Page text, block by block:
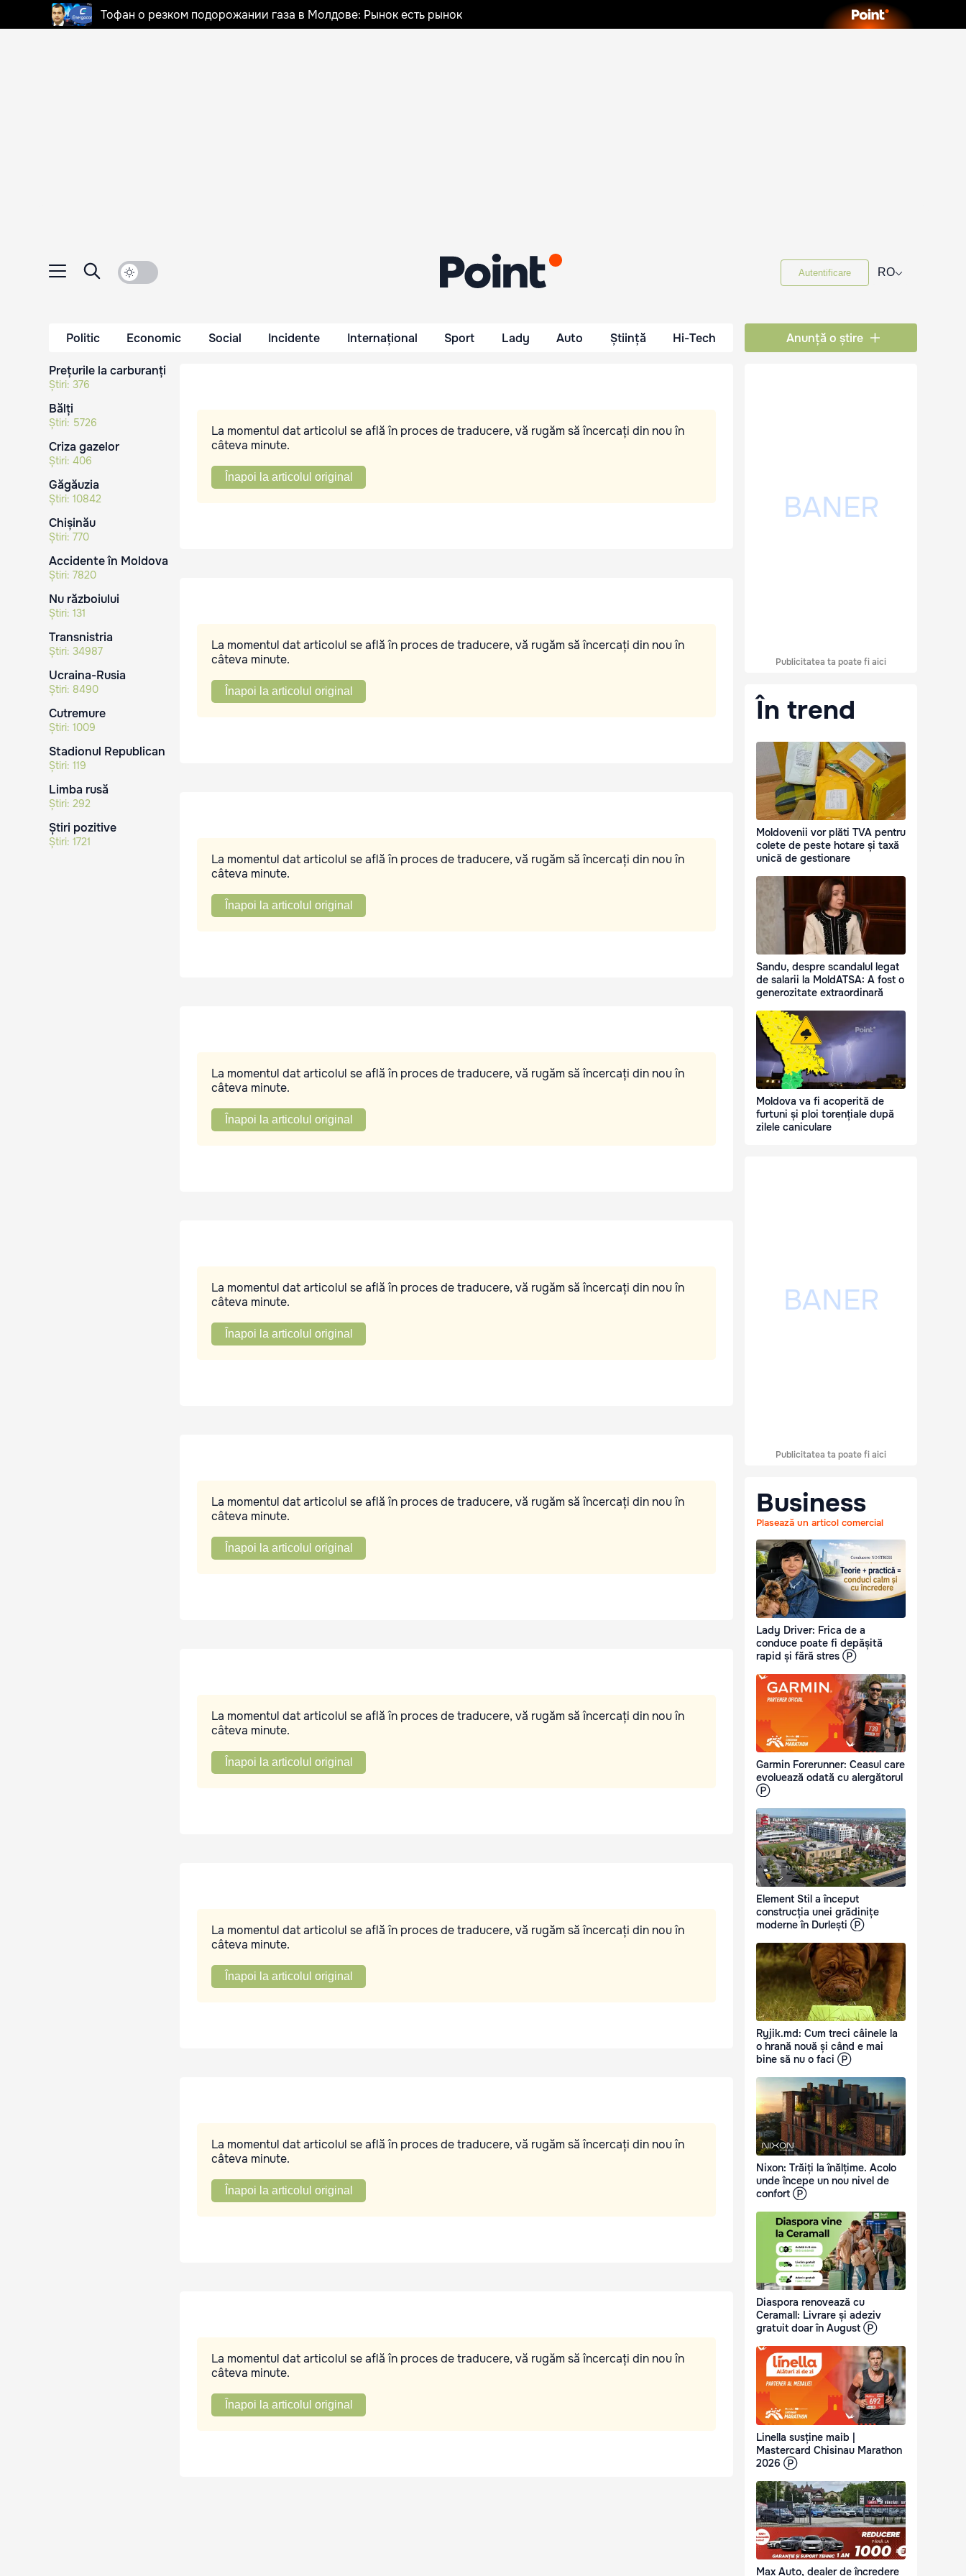
Тофан о резком подорожании газа в Молдове: Рынок есть рынок
Autentificare RO⌵
Politic Economic Social Incidente Internațional Sport Lady Auto Știință Hi-Tech Anunță o știre
Prețurile la carburanți
Știri: 376
Bălți
Știri: 5726
Criza gazelor
Știri: 406
Găgăuzia
Știri: 10842
Chișinău
Știri: 770
Accidente în Moldova
Știri: 7820
Nu războiului
Știri: 131
Transnistria
Știri: 34987
Ucraina-Rusia
Știri: 8490
Cutremure
Știri: 1009
Stadionul Republican
Știri: 119
Limba rusă
Știri: 292
Știri pozitive
Știri: 1721
La momentul dat articolul se află în proces de traducere, vă rugăm să încercați din nou în
câteva minute.
Înapoi la articolul original
La momentul dat articolul se află în proces de traducere, vă rugăm să încercați din nou în
câteva minute.
Înapoi la articolul original
La momentul dat articolul se află în proces de traducere, vă rugăm să încercați din nou în
câteva minute.
Înapoi la articolul original
La momentul dat articolul se află în proces de traducere, vă rugăm să încercați din nou în
câteva minute.
Înapoi la articolul original
La momentul dat articolul se află în proces de traducere, vă rugăm să încercați din nou în
câteva minute.
Înapoi la articolul original
La momentul dat articolul se află în proces de traducere, vă rugăm să încercați din nou în
câteva minute.
Înapoi la articolul original
La momentul dat articolul se află în proces de traducere, vă rugăm să încercați din nou în
câteva minute.
Înapoi la articolul original
La momentul dat articolul se află în proces de traducere, vă rugăm să încercați din nou în
câteva minute.
Înapoi la articolul original
La momentul dat articolul se află în proces de traducere, vă rugăm să încercați din nou în
câteva minute.
Înapoi la articolul original
La momentul dat articolul se află în proces de traducere, vă rugăm să încercați din nou în
câteva minute.
Înapoi la articolul original
Publicitatea ta poate fi aici
În trend
Moldovenii vor plăti TVA pentru
colete de peste hotare și taxă
unică de gestionare
Sandu, despre scandalul legat
de salarii la MoldATSA: A fost o
generozitate extraordinară
Moldova va fi acoperită de
furtuni și ploi torențiale după
zilele caniculare
Publicitatea ta poate fi aici
Business
Plasează un articol comercial
Lady Driver: Frica de a
conduce poate fi depășită
rapid și fără stres Ⓟ
Garmin Forerunner: Ceasul care
evoluează odată cu alergătorul
Ⓟ
Element Stil a început
construcția unei grădinițe
moderne în Durlești Ⓟ
Ryjik.md: Cum treci câinele la
o hrană nouă și când e mai
bine să nu o faci Ⓟ
Nixon: Trăiți la înălțime. Acolo
unde începe un nou nivel de
confort Ⓟ
Diaspora renovează cu
Ceramall: Livrare și adeziv
gratuit doar în August Ⓟ
Linella susține maib |
Mastercard Chisinau Marathon
2026 Ⓟ
Max Auto, dealer de încredere